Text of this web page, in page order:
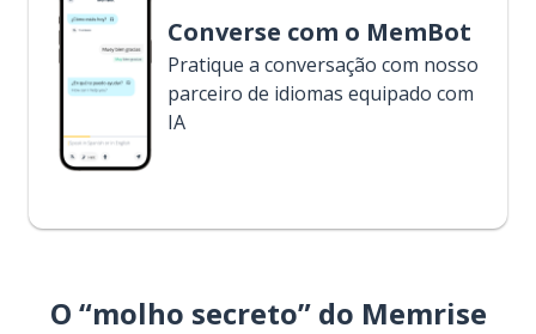
Converse com o MemBot
Pratique a conversação com nosso
parceiro de idiomas equipado com
IA
O “molho secreto” do Memrise